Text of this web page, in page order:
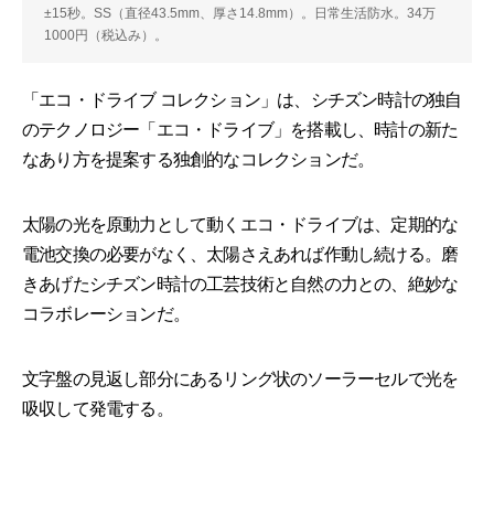
±15秒。SS（直径43.5mm、厚さ14.8mm）。日常生活防水。34万
1000円（税込み）。
「エコ・ドライブ コレクション」は、シチズン時計の独自
のテクノロジー「エコ・ドライブ」を搭載し、時計の新た
なあり方を提案する独創的なコレクションだ。
太陽の光を原動力として動くエコ・ドライブは、定期的な
電池交換の必要がなく、太陽さえあれば作動し続ける。磨
きあげたシチズン時計の工芸技術と自然の力との、絶妙な
コラボレーションだ。
文字盤の見返し部分にあるリング状のソーラーセルで光を
吸収して発電する。